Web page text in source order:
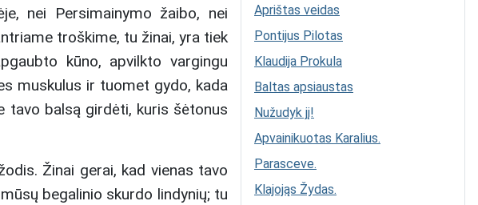
Aprištas veidas
Pontijus Pilotas
Klaudija Prokula
Baltas apsiaustas
Nužudyk jį!
Apvainikuotas Karalius.
Parasceve.
Klajojąs Žydas.
nei Persimainymo žaibo, nei
troškime, tu žinai, yra tiek
kūno, apvilkto vargingu
muskulus ir tuomet gydo, kada
tavo balsą girdėti, kuris šėtonus
Žinai gerai, kad vienas tavo
begalinio skurdo lindynių; tu